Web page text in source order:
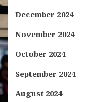
December 2024
November 2024
October 2024
September 2024
August 2024